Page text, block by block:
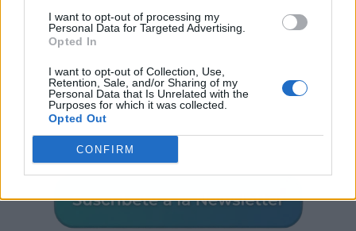
I want to opt-out of processing my
Personal Data for Targeted Advertising.
Opted In
I want to opt-out of Collection, Use,
Retention, Sale, and/or Sharing of my
Personal Data that Is Unrelated with the
Purposes for which it was collected.
Opted Out
CONFIRM